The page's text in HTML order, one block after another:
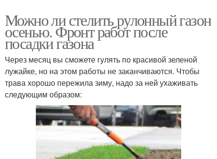
Можно ли стелить рулонный газон
осенью. Фронт работ после
посадки газона
Через месяц вы сможете гулять по красивой зеленой
лужайке, но на этом работы не заканчиваются. Чтобы
трава хорошо пережила зиму, надо за ней ухаживать
следующим образом: